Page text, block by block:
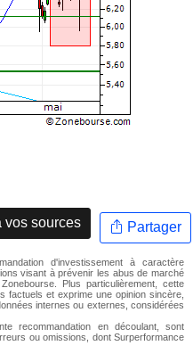
vos sources Partager
d'investissement à caractère
visant à prévenir les abus de marché
Plus particulièrement, cette
factuels et exprime une opinion sincère,
internes ou externes, considérées
recommandation en découlant, sont
ou omissions, dont Surperformance